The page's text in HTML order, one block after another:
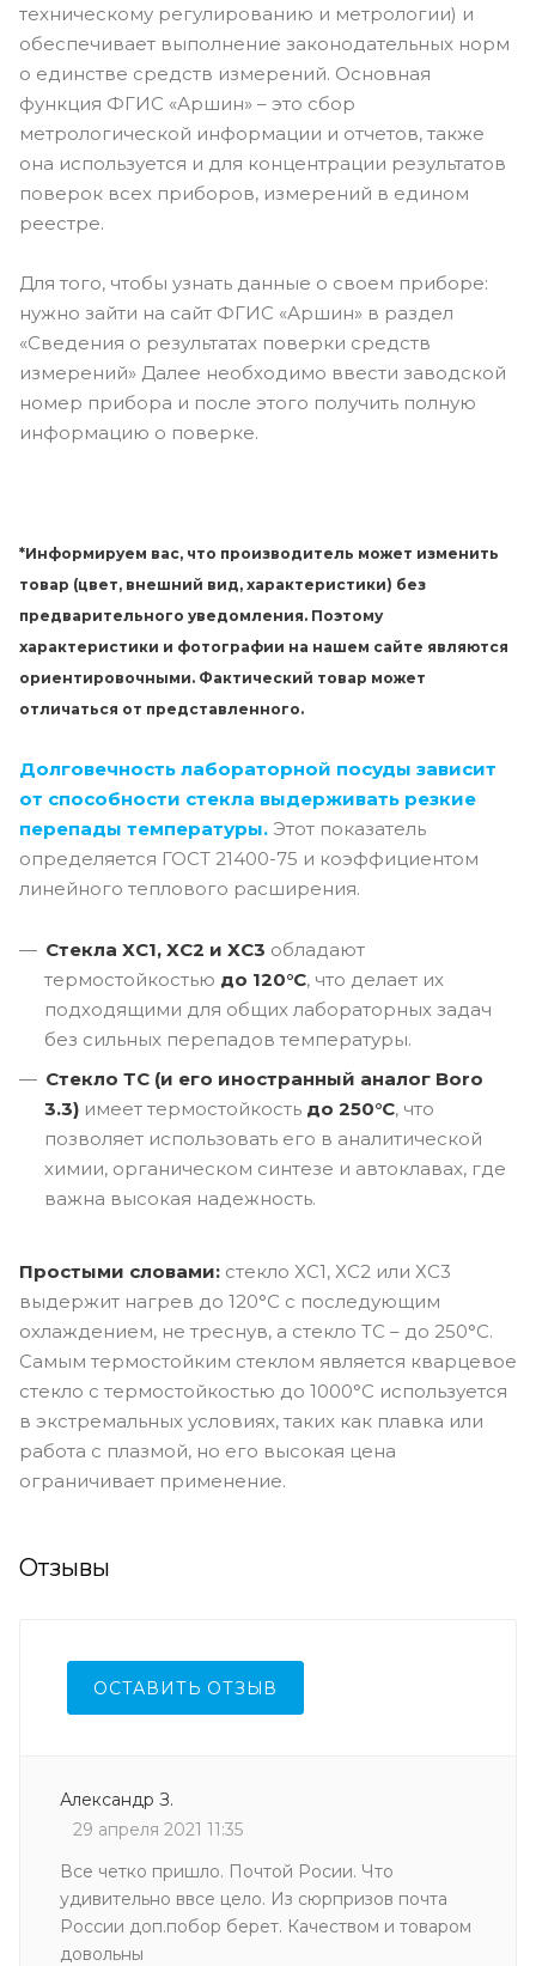
техническому регулированию и метрологии) и
обеспечивает выполнение законодательных норм
о единстве средств измерений. Основная
функция ФГИС «Аршин» – это сбор
метрологической информации и отчетов, также
она используется и для концентрации результатов
поверок всех приборов, измерений в едином
реестре.
Для того, чтобы узнать данные о своем приборе:
нужно зайти на сайт ФГИС «Аршин» в раздел
«Сведения о результатах поверки средств
измерений» Далее необходимо ввести заводской
номер прибора и после этого получить полную
информацию о поверке.
*Информируем вас, что производитель может изменить
товар (цвет, внешний вид, характеристики) без
предварительного уведомления. Поэтому
характеристики и фотографии на нашем сайте являются
ориентировочными. Фактический товар может
отличаться от представленного.
Долговечность лабораторной посуды зависит
от способности стекла выдерживать резкие
перепады температуры. Этот показатель
определяется ГОСТ 21400-75 и коэффициентом
линейного теплового расширения.
Стекла ХС1, ХС2 и ХС3 обладают
термостойкостью до 120°C, что делает их
подходящими для общих лабораторных задач
без сильных перепадов температуры.
Стекло ТС (и его иностранный аналог Boro
3.3) имеет термостойкость до 250°C, что
позволяет использовать его в аналитической
химии, органическом синтезе и автоклавах, где
важна высокая надежность.
Простыми словами: стекло ХС1, ХС2 или ХС3
выдержит нагрев до 120°C с последующим
охлаждением, не треснув, а стекло ТС – до 250°C.
Самым термостойким стеклом является кварцевое
стекло с термостойкостью до 1000°C используется
в экстремальных условиях, таких как плавка или
работа с плазмой, но его высокая цена
ограничивает применение.
Отзывы
ОСТАВИТЬ ОТЗЫВ
Александр З.
29 апреля 2021 11:35
Все четко пришло. Почтой Росии. Что
удивительно ввсе цело. Из сюрпризов почта
России доп.побор берет. Качеством и товаром
довольны